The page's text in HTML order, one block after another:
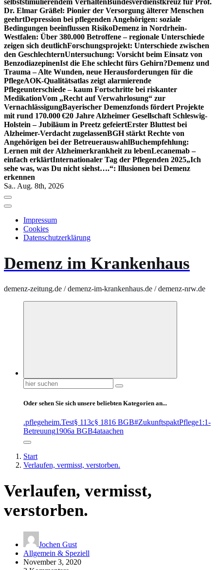
selbststimulierendem VerhaltenBundesverdienstkreuz für Prof.
Dr. Elmar Gräßel: Pionier der Versorgung älterer Menschen
geehrtDepression bei pflegenden Angehörigen: soziale
Bedingungen beeinflussen RisikoDemenz in Nordrhein-
Westfalen: Über 380.000 Betroffene – regionale Unterschiede
zeigen sich deutlichForschungsprojekt: Unterschiede zwischen
den GeschlechternUntersuchung: Vorsicht beim Einsatz von
BenzodiazepinenIst die Ehe schlecht fürs Gehirn?Demenz und
Trauma – Alte Wunden, neue Herausforderungen für die
PflegeAOK-Qualitätsatlas zeigt alarmierende
Pflegeunterschiede – kaum Fortschritte bei riskanter
MedikationVom „Recht auf Verwahrlosung“ zur
VernachlässigungBayerischer Demenzfonds fördert Projekte
mit rund 170.000 €20 Jahre Alzheimer Gesellschaft Schleswig-
Holstein – Jubiläum in Preetz gefeiertErster Bluttest bei
Alzheimer-Verdacht zugelassenBGH stärkt Rechte von
Angehörigen bei der BetreuerauswahlBuchempfehlung:
Lernen mit der Alzheimerkrankheit zu lebenLecanemab –
einfach erklärtInternationaler Tag der Pflegenden 2025„Ich
sehe was, was Du nicht siehst….“: Illusionen bei Demenz
erkennen
Sa.. Aug. 8th, 2026
Impressum
Cookies
Datenschutzerklärung
Demenz im Krankenhaus
demenz-zeitung.de / demenz-im-krankenhaus.de / demenz-nrw.de
Suchen
nach:
Oder sehen Sie sich unsere beliebten Kategorien an...
.pflegeheim.Test§ 113c§ 1816 BGB#ZukunftspaktPflege1:1-
Betreuung1906a BGB4ataachen
Start
Verlaufen, vermisst, verstorben.
Verlaufen, vermisst,
verstorben.
Jochen Gust
Allgemein & Speziell
November 3, 2020